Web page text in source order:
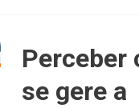
Perceber
se gere a